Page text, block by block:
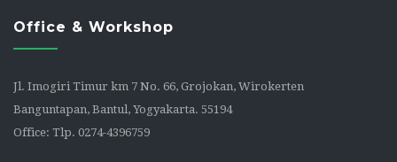
Office & Workshop
Jl. Imogiri Timur km 7 No. 66, Grojokan, Wirokerten
Banguntapan, Bantul, Yogyakarta. 55194
Office: Tlp. 0274-4396759